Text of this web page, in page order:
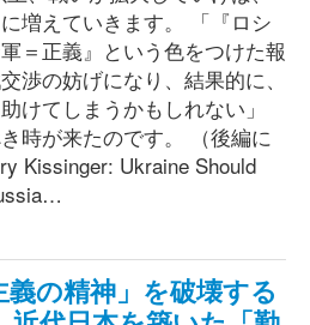
増えていきます。 「『ロシ
＝正義』という色をつけた報
渉の妨げになり、結果的に、
けてしまうかもしれない」
時が来たのです。 （後編に
Kissinger: Ukraine Should
の精神」を破壊する